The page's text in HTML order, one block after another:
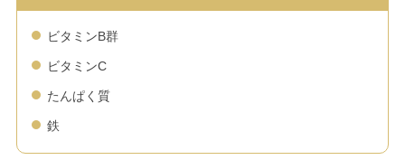
ビタミンB群
ビタミンC
たんぱく質
鉄